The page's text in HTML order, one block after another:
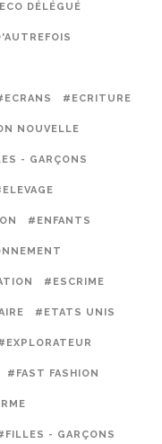
DÉLÉGUÉ
#ECRITURE
NOUVELLE
- GARÇONS
#ENFANTS
#ESCRIME
#ETATS UNIS
#FAST FASHION
- GARÇONS